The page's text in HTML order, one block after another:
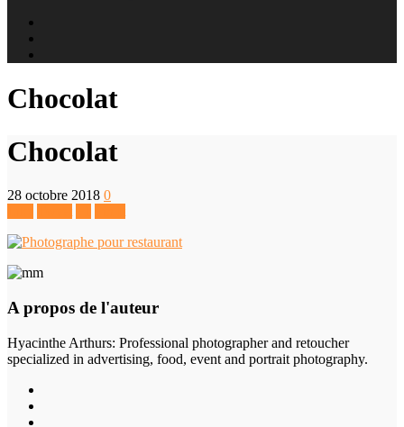
Chocolat
Chocolat
28 octobre 2018 0
A propos de l'auteur
Hyacinthe Arthurs: Professional photographer and retoucher
specialized in advertising, food, event and portrait photography.